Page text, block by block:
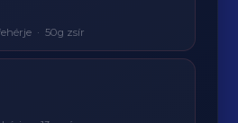
· 50g zsír